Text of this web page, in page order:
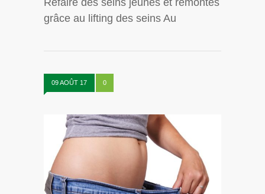
Refaire des seins jeunes et remontés
grâce au lifting des seins Au
09 AOÛT 17 0